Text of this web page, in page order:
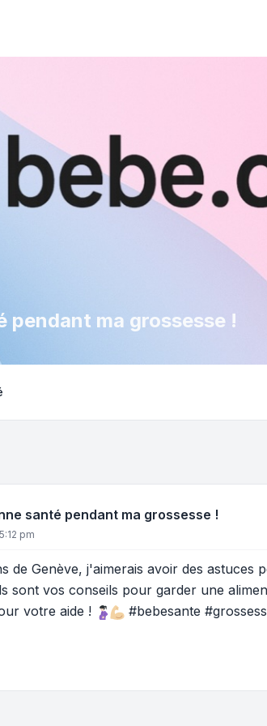
pendant ma grossesse !
santé pendant ma grossesse !
pm
de Genève, j'aimerais avoir des
sont vos conseils pour garder une
votre aide !
#bebesante